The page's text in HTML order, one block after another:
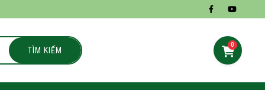
TÌM KIẾM
0